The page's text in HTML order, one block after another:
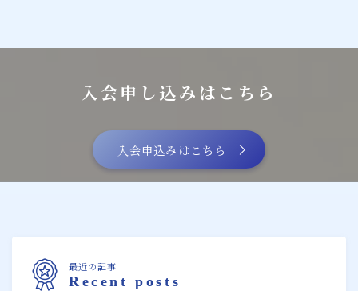
入会申し込みはこちら
入会申込みはこちら
最近の記事
Recent posts